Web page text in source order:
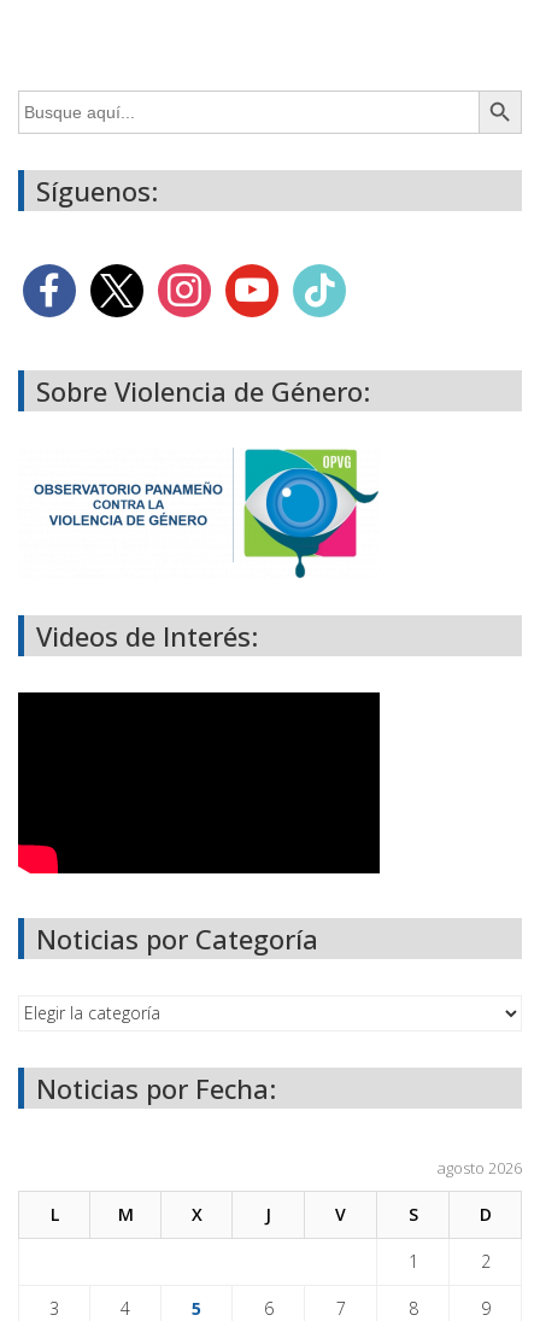
Buscar: Botón de
Síguenos:
Sobre Violencia de Género:
Videos de Interés:
Noticias por Categoría
Noticias por Fecha:
agosto 2026
L M X J V S D
1 2
3 4 5 6 7 8 9